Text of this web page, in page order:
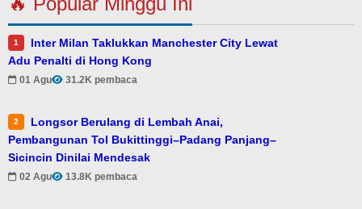
1
Inter Milan Taklukkan Manchester City Lewat
Adu Penalti di Hong Kong
01 Agu 31.2K pembaca
2
Longsor Berulang di Lembah Anai,
Pembangunan Tol Bukittinggi–Padang Panjang–
Sicincin Dinilai Mendesak
02 Agu 13.8K pembaca